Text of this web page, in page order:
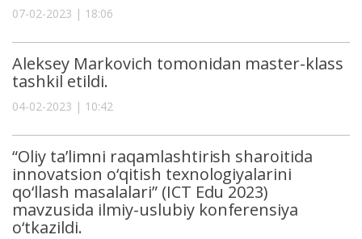
07-02-2023 | 18:06
Aleksey Markovich tomonidan master-klass
tashkil etildi.
04-02-2023 | 10:42
“Oliy ta’limni raqamlashtirish sharoitida
innovatsion o‘qitish tеxnologiyalarini
qo‘llash masalalari” (ICT Edu 2023)
mavzusida ilmiy-uslubiy konfеrеnsiya
o‘tkazildi.